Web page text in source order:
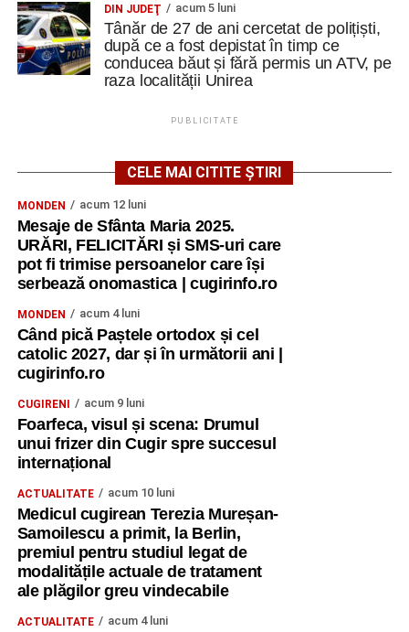
DIN JUDEŢ acum 5 luni
Tânăr de 27 de ani cercetat de polițiști,
după ce a fost depistat în timp ce
conducea băut și fără permis un ATV, pe
raza localității Unirea
PUBLICITATE
CELE MAI CITITE ȘTIRI
MONDEN acum 12 luni
Mesaje de Sfânta Maria 2025.
URĂRI, FELICITĂRI și SMS-uri care
pot fi trimise persoanelor care își
serbează onomastica | cugirinfo.ro
MONDEN acum 4 luni
Când pică Paștele ortodox și cel
catolic 2027, dar și în următorii ani |
cugirinfo.ro
CUGIRENI acum 9 luni
Foarfeca, visul și scena: Drumul
unui frizer din Cugir spre succesul
internațional
ACTUALITATE acum 10 luni
Medicul cugirean Terezia Mureșan-
Samoilescu a primit, la Berlin,
premiul pentru studiul legat de
modalitățile actuale de tratament
ale plăgilor greu vindecabile
ACTUALITATE acum 4 luni